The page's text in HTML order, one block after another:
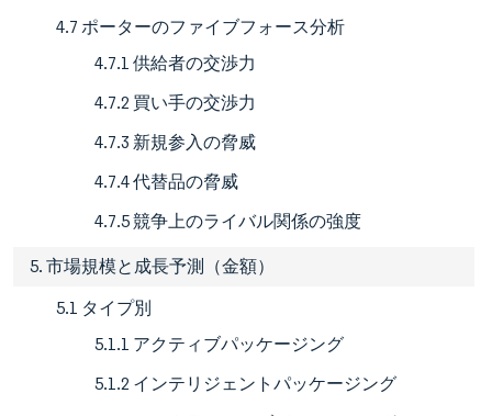
4.7 ポーターのファイブフォース分析
4.7.1 供給者の交渉力
4.7.2 買い手の交渉力
4.7.3 新規参入の脅威
4.7.4 代替品の脅威
4.7.5 競争上のライバル関係の強度
5. 市場規模と成長予測（金額）
5.1 タイプ別
5.1.1 アクティブパッケージング
5.1.2 インテリジェントパッケージング